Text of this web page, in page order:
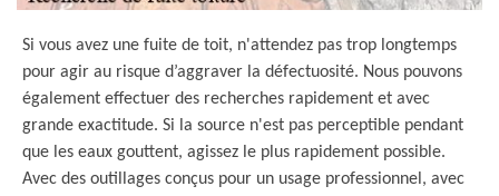
Si vous avez une fuite de toit, n'attendez pas trop longtemps
pour agir au risque d’aggraver la défectuosité. Nous pouvons
également effectuer des recherches rapidement et avec
grande exactitude. Si la source n'est pas perceptible pendant
que les eaux gouttent, agissez le plus rapidement possible.
Avec des outillages conçus pour un usage professionnel, avec